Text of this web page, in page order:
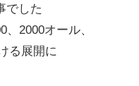
でした
2000オール、
る展開に